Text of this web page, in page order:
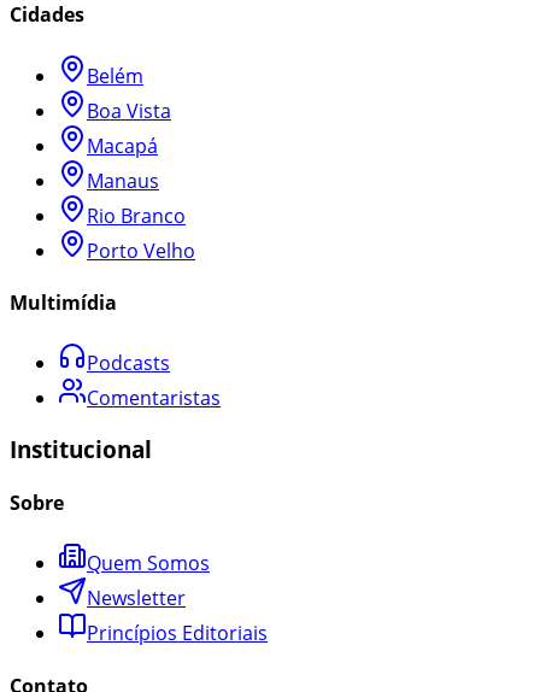
Cidades
Belém
Boa Vista
Macapá
Manaus
Rio Branco
Porto Velho
Multimídia
Podcasts
Comentaristas
Institucional
Sobre
Quem Somos
Newsletter
Princípios Editoriais
Contato